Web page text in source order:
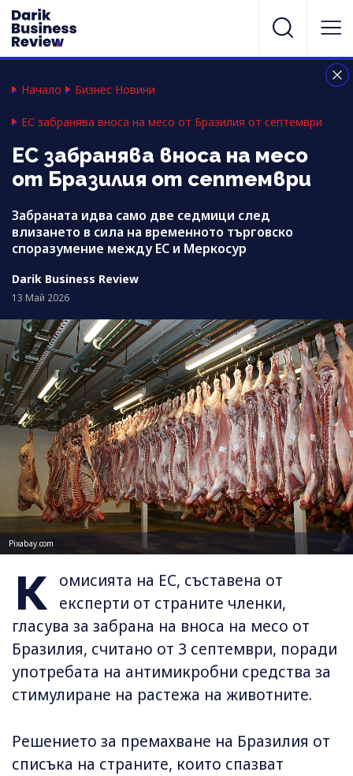
Начало Бизнес Новини
ЕС забранява вноса на месо от Бразилия от септември
ЕС забранява вноса на месо
от Бразилия от септември
Забраната идва само две седмици след
влизането в сила на временното търговско
споразумение между ЕС и Меркосур
Darik Business Review
13 Май 2026
Pixabay.com
К
омисията на ЕС, съставена от
експерти от страните членки,
гласува за забрана на вноса на месо от
Бразилия, считано от 3 септември, поради
употребата на антимикробни средства за
стимулиране на растежа на животните.
Решението за премахване на Бразилия от
списъка на страните, които спазват